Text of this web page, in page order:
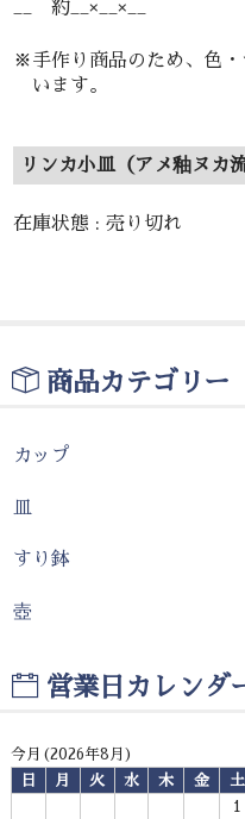
__ 約__×__×__
※手作り商品のため、色
います。
リンカ小皿（アメ釉ヌカ流
在庫状態 : 売り切れ
商品カテゴリー
カップ
皿
すり鉢
壺
営業日カレンダ
今月(2026年8月)
日
月 火 水 木 金
土
1